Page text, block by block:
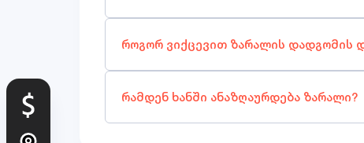
როგორ ვიქცევით ზარალის დადგომის
რამდენ ხანში ანაზღაურდება ზარალი?